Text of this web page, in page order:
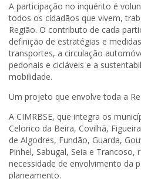
A participação no inquérito é
todos os cidadãos que vivem,
Região. O contributo de cada
definição de estratégias e
transportes, a circulação
pedonais e cicláveis e a
mobilidade.
Um projeto que envolve toda a
A CIMRBSE, que integra os
Celorico da Beira, Covilhã,
de Algodres, Fundão, Guarda,
Pinhel, Sabugal, Seia e
necessidade de envolvimento da
planeamento.